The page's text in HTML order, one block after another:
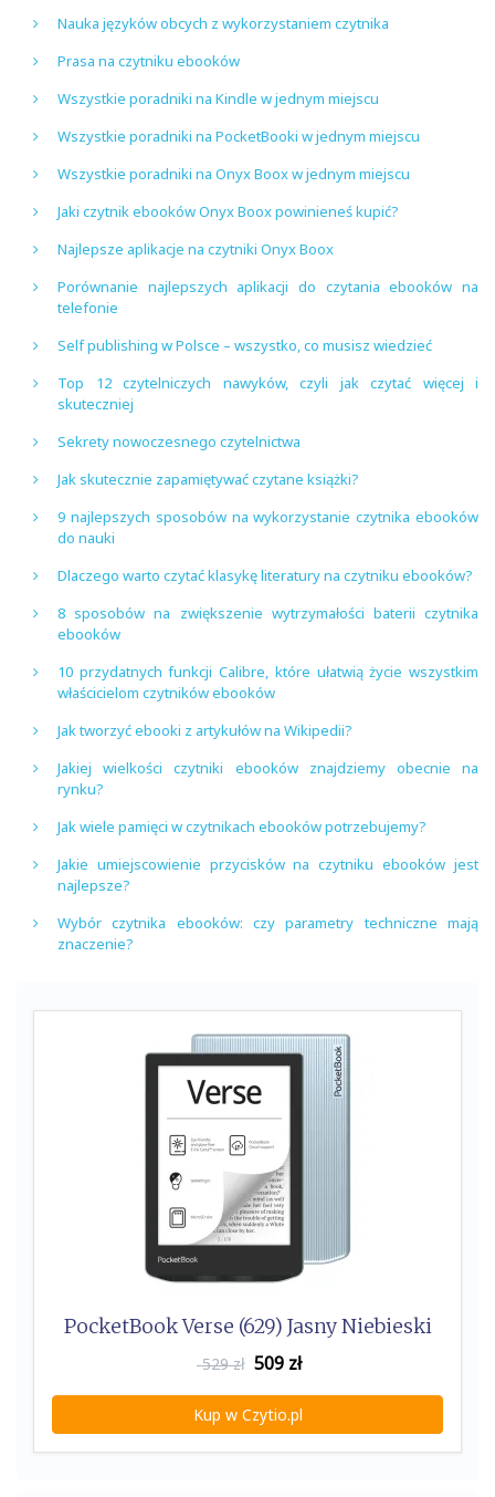
Nauka języków obcych z wykorzystaniem czytnika
Prasa na czytniku ebooków
Wszystkie poradniki na Kindle w jednym miejscu
Wszystkie poradniki na PocketBooki w jednym miejscu
Wszystkie poradniki na Onyx Boox w jednym miejscu
Jaki czytnik ebooków Onyx Boox powinieneś kupić?
Najlepsze aplikacje na czytniki Onyx Boox
Porównanie najlepszych aplikacji do czytania ebooków na
telefonie
Self publishing w Polsce – wszystko, co musisz wiedzieć
Top 12 czytelniczych nawyków, czyli jak czytać więcej i
skuteczniej
Sekrety nowoczesnego czytelnictwa
Jak skutecznie zapamiętywać czytane książki?
9 najlepszych sposobów na wykorzystanie czytnika ebooków
do nauki
Dlaczego warto czytać klasykę literatury na czytniku ebooków?
8 sposobów na zwiększenie wytrzymałości baterii czytnika
ebooków
10 przydatnych funkcji Calibre, które ułatwią życie wszystkim
właścicielom czytników ebooków
Jak tworzyć ebooki z artykułów na Wikipedii?
Jakiej wielkości czytniki ebooków znajdziemy obecnie na
rynku?
Jak wiele pamięci w czytnikach ebooków potrzebujemy?
Jakie umiejscowienie przycisków na czytniku ebooków jest
najlepsze?
Wybór czytnika ebooków: czy parametry techniczne mają
znaczenie?
PocketBook Verse (629) Jasny Niebieski
529 zł 509 zł
Kup w Czytio.pl